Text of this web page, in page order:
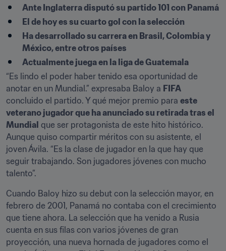
Ante Inglaterra disputó su partido 101 con Panamá
El de hoy es su cuarto gol con la selección
Ha desarrollado su carrera en Brasil, Colombia y
México, entre otros países
Actualmente juega en la liga de Guatemala
“Es lindo el poder haber tenido esa oportunidad de
anotar en un Mundial.” expresaba Baloy a FIFA
concluido el partido. Y qué mejor premio para este
veterano jugador que ha anunciado su retirada tras el
Mundial que ser protagonista de este hito histórico.
Aunque quiso compartir méritos con su asistente, el
joven Ávila. “Es la clase de jugador en la que hay que
seguir trabajando. Son jugadores jóvenes con mucho
talento”.
Cuando Baloy hizo su debut con la selección mayor, en
febrero de 2001, Panamá no contaba con el crecimiento
que tiene ahora. La selección que ha venido a Rusia
cuenta en sus filas con varios jóvenes de gran
proyección, una nueva hornada de jugadores como el